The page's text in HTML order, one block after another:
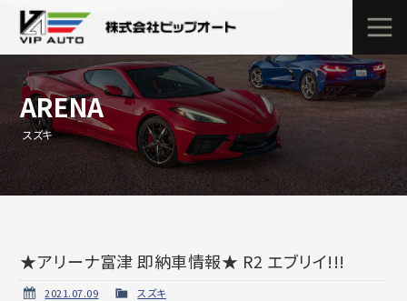
ARENA
スズキ
★アリーナ富津 即納車情報★ R2 エブリイ!!!
2021.07.09
スズキ